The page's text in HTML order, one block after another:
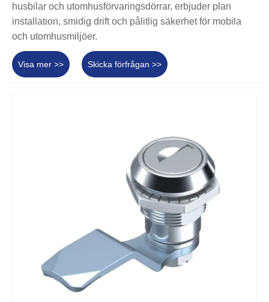
husbilar och utomhusförvaringsdörrar, erbjuder plan
installation, smidig drift och pålitlig säkerhet för mobila
och utomhusmiljöer.
Visa mer >> Skicka förfrågan >>